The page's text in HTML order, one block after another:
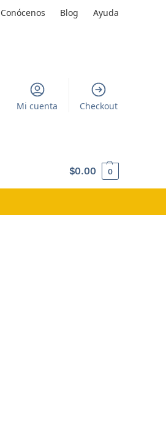
Conócenos Blog Ayuda
Mi cuenta Checkout
$0.00 0